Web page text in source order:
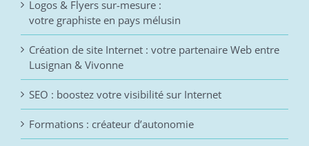
Logos & Flyers sur-mesure :
votre graphiste en pays mélusin
Création de site Internet : votre partenaire Web entre
Lusignan & Vivonne
SEO : boostez votre visibilité sur Internet
Formations : créateur d’autonomie